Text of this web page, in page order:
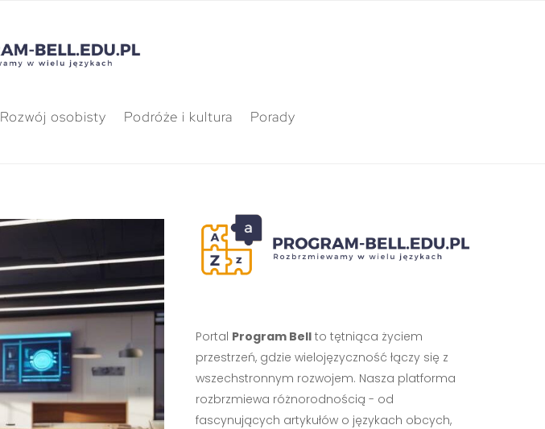
Rozwój osobisty Podróże i kultura Porady
Portal Program Bellto tętniąca życiem
przestrzeń, gdzie wielojęzyczność łączy się z
wszechstronnym rozwojem. Nasza platforma
rozbrzmiewa różnorodnością - od
fascynujących artykułów o językach obcych,